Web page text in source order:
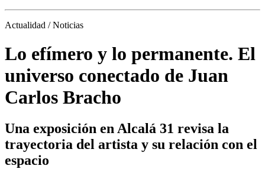
Actualidad / Noticias
Lo efímero y lo permanente. El
universo conectado de Juan
Carlos Bracho
Una exposición en Alcalá 31 revisa la
trayectoria del artista y su relación con el
espacio